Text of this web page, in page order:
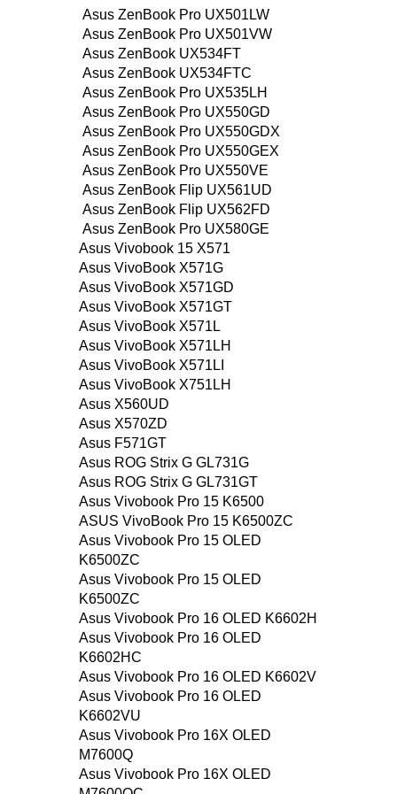
Asus ZenBook Pro UX501LW
Asus ZenBook Pro UX501VW
Asus ZenBook UX534FT
Asus ZenBook UX534FTC
Asus ZenBook Pro UX535LH
Asus ZenBook Pro UX550GD
Asus ZenBook Pro UX550GDX
Asus ZenBook Pro UX550GEX
Asus ZenBook Pro UX550VE
Asus ZenBook Flip UX561UD
Asus ZenBook Flip UX562FD
Asus ZenBook Pro UX580GE
Asus Vivobook 15 X571
Asus VivoBook X571G
Asus VivoBook X571GD
Asus VivoBook X571GT
Asus VivoBook X571L
Asus VivoBook X571LH
Asus VivoBook X571LI
Asus VivoBook X751LH
Asus X560UD
Asus X570ZD
Asus F571GT
Asus ROG Strix G GL731G
Asus ROG Strix G GL731GT
Asus Vivobook Pro 15 K6500
ASUS VivoBook Pro 15 K6500ZC
Asus Vivobook Pro 15 OLED
K6500ZC
Asus Vivobook Pro 15 OLED
K6500ZC
Asus Vivobook Pro 16 OLED K6602H
Asus Vivobook Pro 16 OLED
K6602HC
Asus Vivobook Pro 16 OLED K6602V
Asus Vivobook Pro 16 OLED
K6602VU
Asus Vivobook Pro 16X OLED
M7600Q
Asus Vivobook Pro 16X OLED